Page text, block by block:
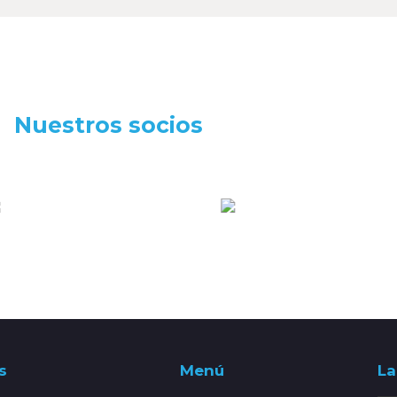
Nuestros socios
Menú